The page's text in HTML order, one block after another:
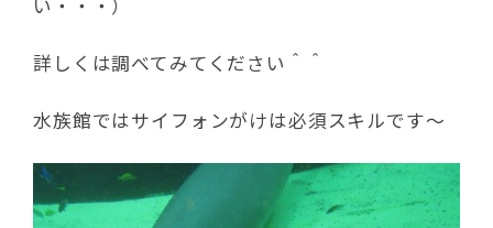
い・・・）
詳しくは調べてみてください＾＾
水族館ではサイフォンがけは必須スキルです～